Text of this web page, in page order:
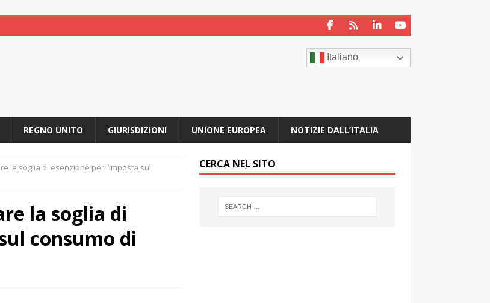
Italiano
REGNO UNITO GIURISDIZIONI UNIONE EUROPEA NOTIZIE DALL’ITALIA
la soglia di esenzione per l’imposta sul
la soglia di
consumo di
CERCA NEL SITO